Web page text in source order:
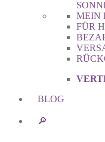
MEIN
FÜR
BLOG
🔎︎